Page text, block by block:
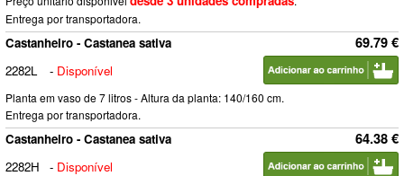
Entrega por transportadora.
69.79 €
Castanheiro - Castanea sativa
2282L
- Disponível
Planta em vaso de 7 litros - Altura da planta: 140/160 cm.
Entrega por transportadora.
64.38 €
Castanheiro - Castanea sativa
2282H
- Disponível